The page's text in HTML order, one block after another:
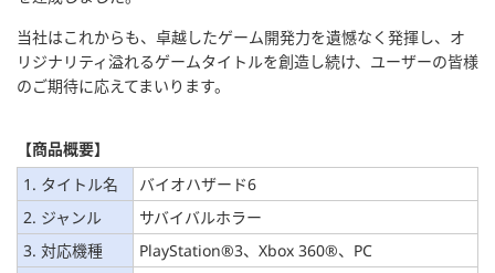
当社はこれからも、卓越したゲーム開発力を遺憾なく発揮し、オ
リジナリティ溢れるゲームタイトルを創造し続け、ユーザーの皆様
のご期待に応えてまいります。
【商品概要】
1. タイトル名
バイオハザード6
2. ジャンル
サバイバルホラー
3. 対応機種
PlayStation®3、Xbox 360®、PC